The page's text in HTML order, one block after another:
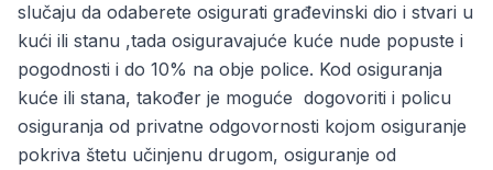
slučaju da odaberete osigurati građevinski dio i stvari u
kući ili stanu ,tada osiguravajuće kuće nude popuste i
pogodnosti i do 10% na obje police. Kod osiguranja
kuće ili stana, također je moguće dogovoriti i policu
osiguranja od privatne odgovornosti kojom osiguranje
pokriva štetu učinjenu drugom, osiguranje od